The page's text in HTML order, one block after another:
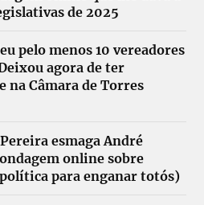
de 2025
pelo menos 10 vereadores
agora de ter
na Câmara de Torres
Pereira esmaga André
online sobre
para enganar totós)